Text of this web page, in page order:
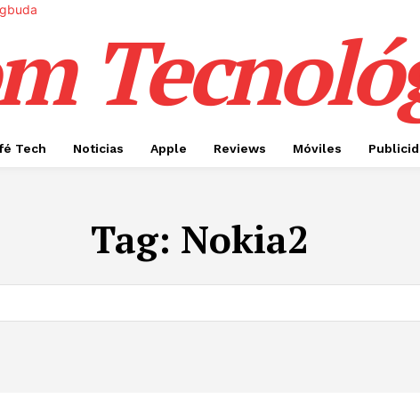
Tech Noticias Apple Reviews Móviles
Tag: Nokia2